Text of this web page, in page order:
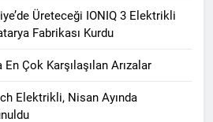
Üreteceği IONIQ 3 Elektrikli
Fabrikası Kurdu
Çok Karşılaşılan Arızalar
Elektrikli, Nisan Ayında